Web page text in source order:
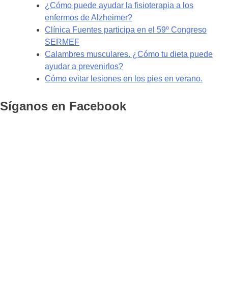
¿Cómo puede ayudar la fisioterapia a los
enfermos de Alzheimer?
Clínica Fuentes participa en el 59º Congreso
SERMEF
Calambres musculares. ¿Cómo tu dieta puede
ayudar a prevenirlos?
Cómo evitar lesiones en los pies en verano.
Síganos en Facebook